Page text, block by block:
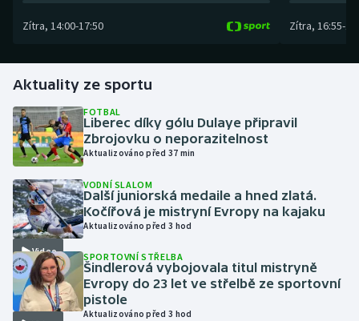
Golf
Gymnastika
Házená
Jezdectví
Judo
Krasobruslení
Zítra, 14:00-17:50 Zítra, 16:55-
Aktuality ze sportu
FOTBAL
Liberec díky gólu Dulaye připravil
Zbrojovku o neporazitelnost
Aktualizováno před 37 min
Video
VODNÍ SLALOM
Další juniorská medaile a hned zlatá.
Kočířová je mistryní Evropy na kajaku
Aktualizováno před 3 hod
SPORTOVNÍ STŘELBA
Šindlerová vybojovala titul mistryně
Evropy do 23 let ve střelbě ze sportovní
pistole
Aktualizováno před 3 hod